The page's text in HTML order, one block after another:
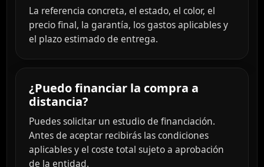
La referencia concreta, el estado, el color, el
precio final, la garantía, los gastos aplicables y
el plazo estimado de entrega.
¿Puedo financiar la compra a
distancia?
Puedes solicitar un estudio de financiación.
Antes de aceptar recibirás las condiciones
aplicables y el coste total sujeto a aprobación
de la entidad.